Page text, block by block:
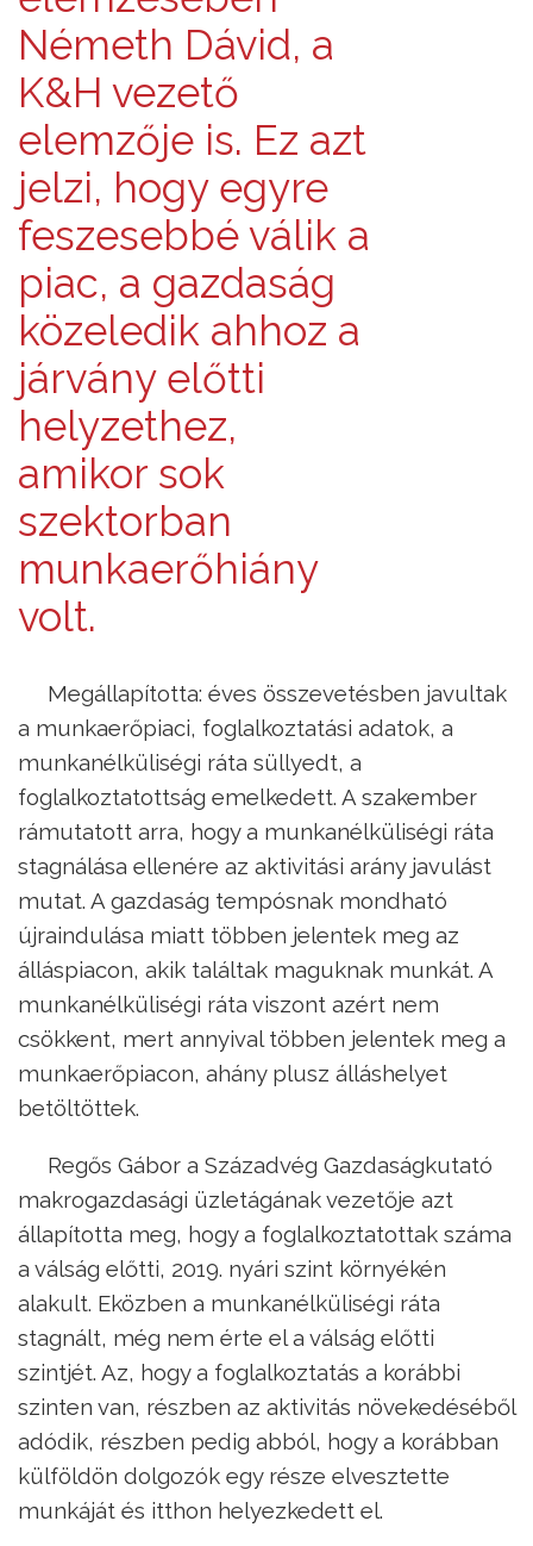
Németh Dávid, a
K&H vezető
elemzője is. Ez azt
jelzi, hogy egyre
feszesebbé válik a
piac, a gazdaság
közeledik ahhoz a
járvány előtti
helyzethez,
amikor sok
szektorban
munkaerőhiány
volt.
Megállapította: éves összevetésben javultak
a munkaerőpiaci, foglalkoztatási adatok, a
munkanélküliségi ráta süllyedt, a
foglalkoztatottság emelkedett. A szakember
rámutatott arra, hogy a munkanélküliségi ráta
stagnálása ellenére az aktivitási arány javulást
mutat. A gazdaság tempósnak mondható
újraindulása miatt többen jelentek meg az
álláspiacon, akik találtak maguknak munkát. A
munkanélküliségi ráta viszont azért nem
csökkent, mert annyival többen jelentek meg a
munkaerőpiacon, ahány plusz álláshelyet
betöltöttek.
Regős Gábor a Századvég Gazdaságkutató
makrogazdasági üzletágának vezetője azt
állapította meg, hogy a foglalkoztatottak száma
a válság előtti, 2019. nyári szint környékén
alakult. Eközben a munkanélküliségi ráta
stagnált, még nem érte el a válság előtti
szintjét. Az, hogy a foglalkoztatás a korábbi
szinten van, részben az aktivitás növekedéséből
adódik, részben pedig abból, hogy a korábban
külföldön dolgozók egy része elvesztette
munkáját és itthon helyezkedett el.